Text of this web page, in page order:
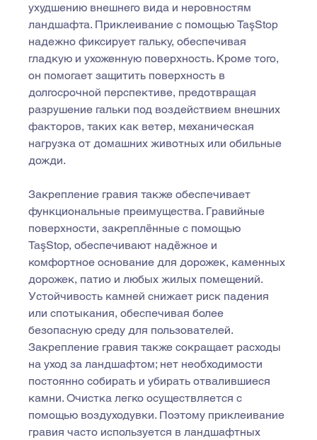
ухудшению внешнего вида и неровностям
ландшафта. Приклеивание с помощью TaşStop
надежно фиксирует гальку, обеспечивая
гладкую и ухоженную поверхность. Кроме того,
он помогает защитить поверхность в
долгосрочной перспективе, предотвращая
разрушение гальки под воздействием внешних
факторов, таких как ветер, механическая
нагрузка от домашних животных или обильные
дожди.
Закрепление гравия также обеспечивает
функциональные преимущества. Гравийные
поверхности, закреплённые с помощью
TaşStop, обеспечивают надёжное и
комфортное основание для дорожек, каменных
дорожек, патио и любых жилых помещений.
Устойчивость камней снижает риск падения
или спотыкания, обеспечивая более
безопасную среду для пользователей.
Закрепление гравия также сокращает расходы
на уход за ландшафтом; нет необходимости
постоянно собирать и убирать отвалившиеся
камни. Очистка легко осуществляется с
помощью воздуходувки. Поэтому приклеивание
гравия часто используется в ландшафтных